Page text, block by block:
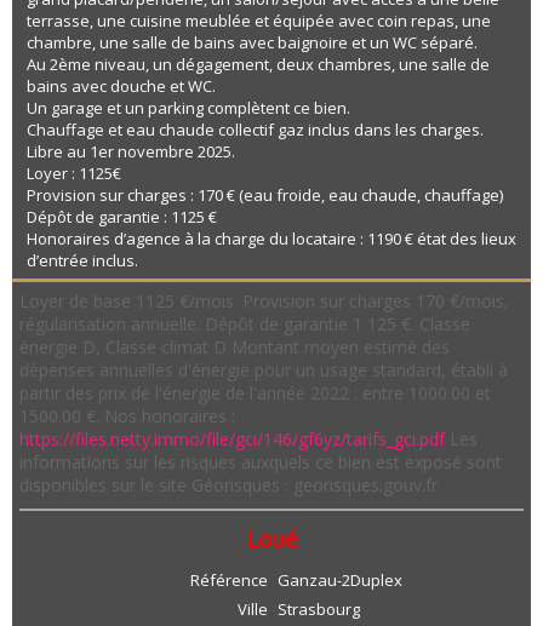
terrasse, une cuisine meublée et équipée avec coin repas, une
chambre, une salle de bains avec baignoire et un WC séparé.
Au 2ème niveau, un dégagement, deux chambres, une salle de
bains avec douche et WC.
Un garage et un parking complètent ce bien.
Chauffage et eau chaude collectif gaz inclus dans les charges.
Libre au 1er novembre 2025.
Loyer : 1125€
Provision sur charges : 170 € (eau froide, eau chaude, chauffage)
Dépôt de garantie : 1125 €
Honoraires d’agence à la charge du locataire : 1190 € état des lieux
d’entrée inclus.
Loyer de base 1125 €/mois. Provision sur charges 170 €/mois,
régularisation annuelle. Dépôt de garantie 1 125 €. Classe
énergie D, Classe climat D Montant moyen estimé des
dépenses annuelles d'énergie pour un usage standard, établi à
partir des prix de l'énergie de l'année 2022 : entre 1000.00 et
1500.00 €. Nos honoraires :
https://files.netty.immo/file/gci/146/gf6yz/tarifs_gci.pdfLes
informations sur les risques auxquels ce bien est exposé sont
disponibles sur le site Géorisques : georisques.gouv.fr
Loué
Référence Ganzau-2Duplex
Ville Strasbourg